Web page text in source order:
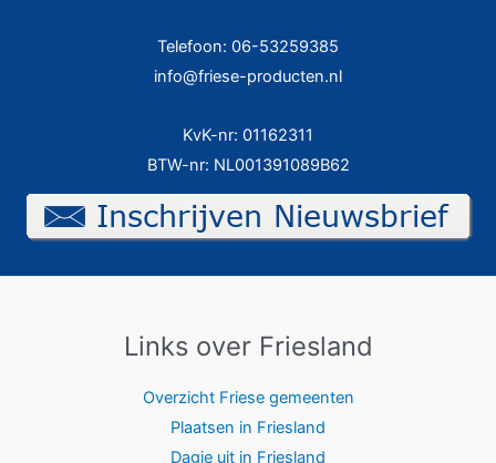
Telefoon: 06-53259385
info@friese-producten.nl
KvK-nr: 01162311
BTW-nr: NL001391089B62
Links over Friesland
Overzicht Friese gemeenten
Plaatsen in Friesland
Dagje uit in Friesland